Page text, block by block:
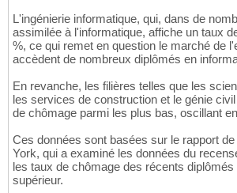
L'ingénierie informatique, qui, dans de
assimilée à l'informatique, affiche un taux
%, ce qui remet en question le marché de
accèdent de nombreux diplômés en
En revanche, les filières telles que les
les services de construction et le génie
de chômage parmi les plus bas, oscillant
Ces données sont basées sur le rapport
York, qui a examiné les données du
les taux de chômage des récents
supérieur.